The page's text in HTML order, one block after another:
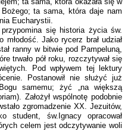
ta sama, która daje nam
Eucharystii.
się historia życia św.
młodość. Jako rycerz brał udział
ranny w bitwie pod Pampeluną,
trwało pół roku, rozczytywał się
Pod wpływem tej lektury
Postanowił nie służyć już
samemu; żyć „na większą
Założył wspólnotę podobnie
zgromadzenie XX. Jezuitów,
student, św.Ignacy opracował
celem jest odczytywanie woli